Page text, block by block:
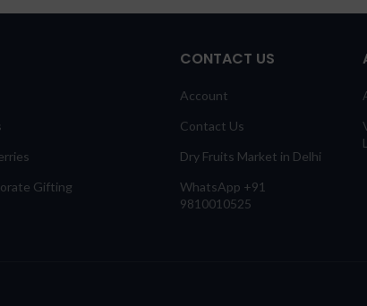
Gifting
CONTACT US
Account
Contact Us
Dry Fruits Market in Delhi
WhatsApp +91
9810010525